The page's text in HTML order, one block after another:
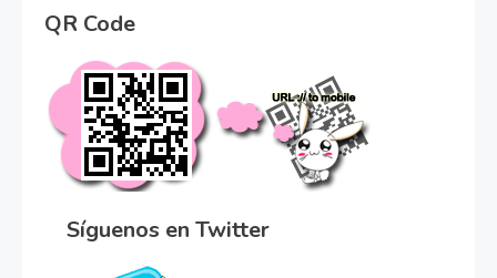
QR Code
Síguenos en Twitter